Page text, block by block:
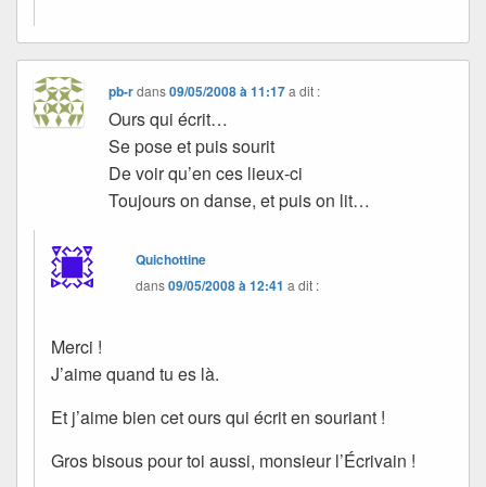
pb-rdans09/05/2008 à 11:17 a dit :
Ours qui écrit…
Se pose et puis sourit
De voir qu’en ces lieux-ci
Toujours on danse, et puis on lit…
Quichottine
dans09/05/2008 à 12:41 a dit :
Merci !
J’aime quand tu es là.
Et j’aime bien cet ours qui écrit en souriant !
Gros bisous pour toi aussi, monsieur l’Écrivain !